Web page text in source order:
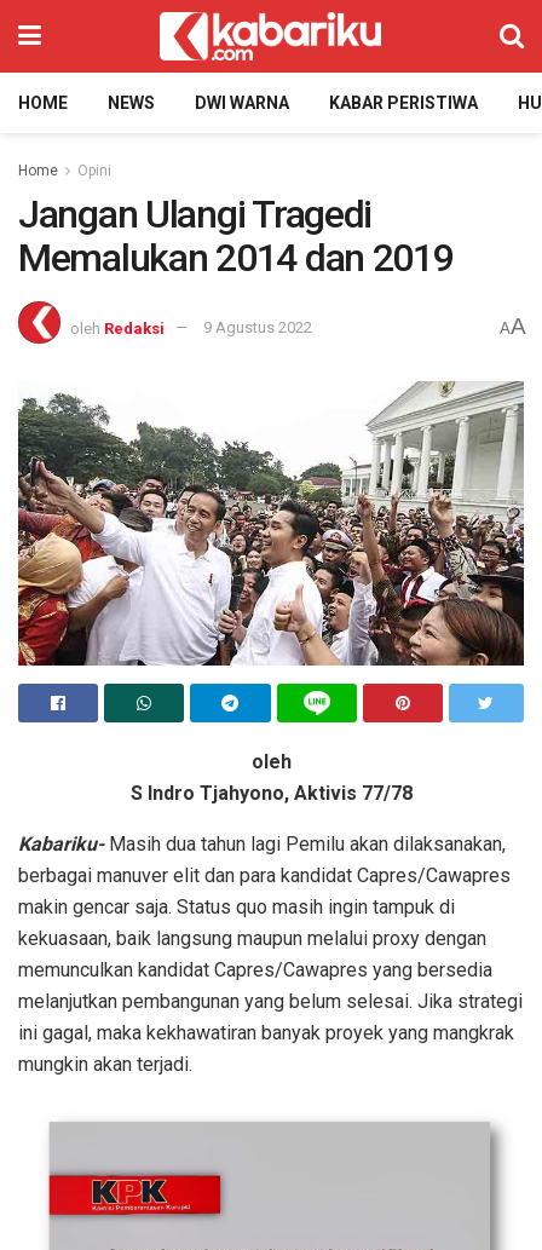
HOME NEWS DWI WARNA KABAR PERISTIWA
Home Opini
Jangan Ulangi Tragedi
Memalukan 2014 dan 2019
oleh Redaksi 9 Agustus 2022 AA
oleh
S Indro Tjahyono, Aktivis 77/78
Kabariku- Masih dua tahun lagi Pemilu akan dilaksanakan,
berbagai manuver elit dan para kandidat Capres/Cawapres
makin gencar saja. Status quo masih ingin tampuk di
kekuasaan, baik langsung maupun melalui proxy dengan
memunculkan kandidat Capres/Cawapres yang bersedia
melanjutkan pembangunan yang belum selesai. Jika strategi
ini gagal, maka kekhawatiran banyak proyek yang mangkrak
mungkin akan terjadi.